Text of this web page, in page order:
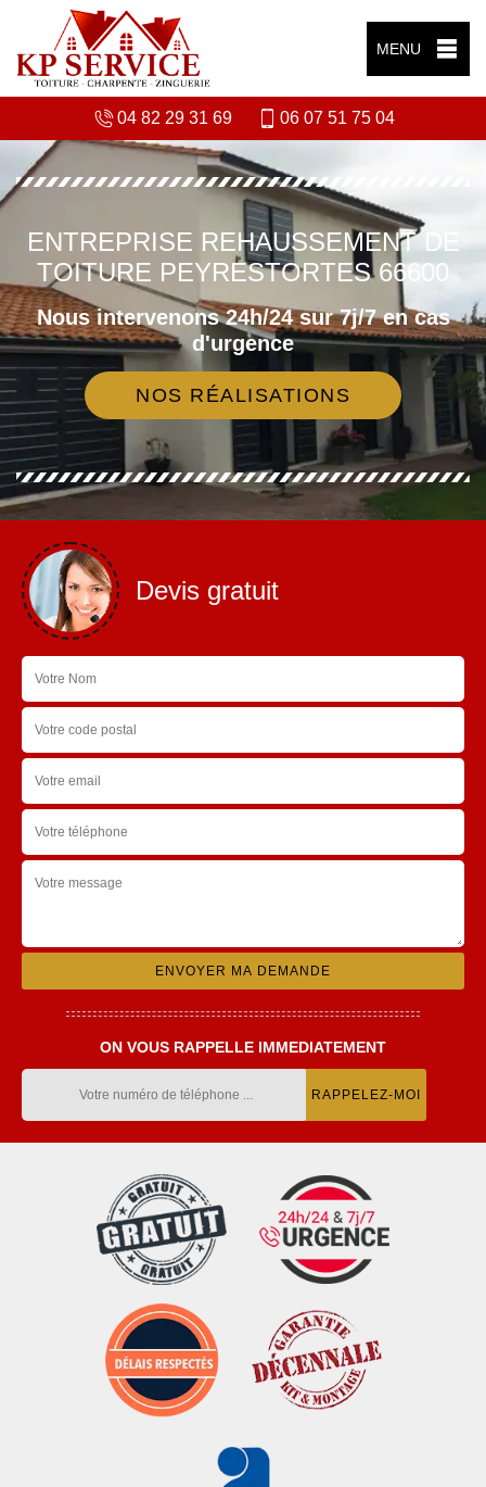
MENU
04 82 29 31 69 06 07 51 75 04
ENTREPRISE REHAUSSEMENT DE
TOITURE PEYRESTORTES 66600
Nous intervenons 24h/24 sur 7j/7 en cas
d'urgence
NOS RÉALISATIONS
Devis gratuit
ON VOUS RAPPELLE IMMEDIATEMENT